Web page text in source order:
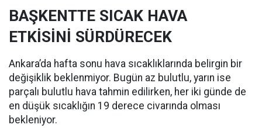
BAŞKENTTE SICAK HAVA
ETKİSİNİ SÜRDÜRECEK
Ankara’da hafta sonu hava sıcaklıklarında belirgin bir
değişiklik beklenmiyor. Bugün az bulutlu, yarın ise
parçalı bulutlu hava tahmin edilirken, her iki günde de
en düşük sıcaklığın 19 derece civarında olması
bekleniyor.